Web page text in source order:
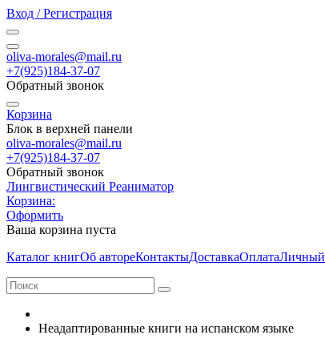
Вход / Регистрация
oliva-morales@mail.ru
+7(925)184-37-07
Обратный звонок
Корзина
Блок в верхней панели
oliva-morales@mail.ru
+7(925)184-37-07
Обратный звонок
Лингвистический Реаниматор
Корзина:
Оформить
Ваша корзина пуста
Каталог книгОб автореКонтактыДоставкаОплатаЛичный
Неадаптированные книги на испанском языке